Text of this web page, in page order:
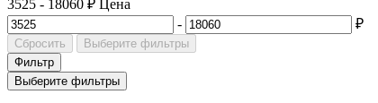
3525 - 18060 ₽ Цена
-
₽
Сбросить
Выберите фильтры
Фильтр
Выберите фильтры